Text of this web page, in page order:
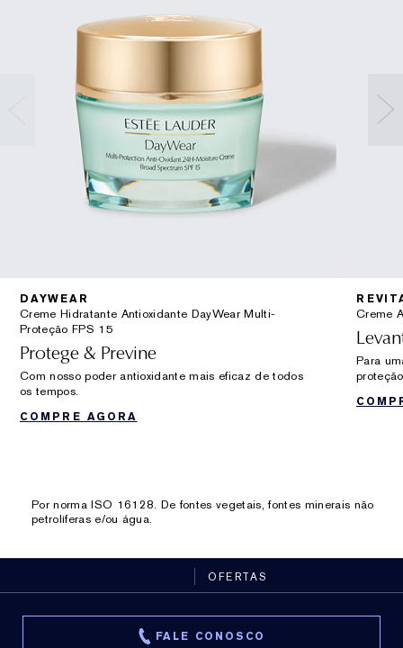
DAYWEAR
Creme Hidratante Antioxidante DayWear Multi-
Proteção FPS 15
Protege & Previne
Com nosso poder antioxidante mais eficaz de todos
os tempos.
COMPRE AGORA
Creme
Para
Por norma ISO 16128. De fontes vegetais, fontes minerais não
petrolíferas e/ou água.
OFERTAS
FALE CONOSCO